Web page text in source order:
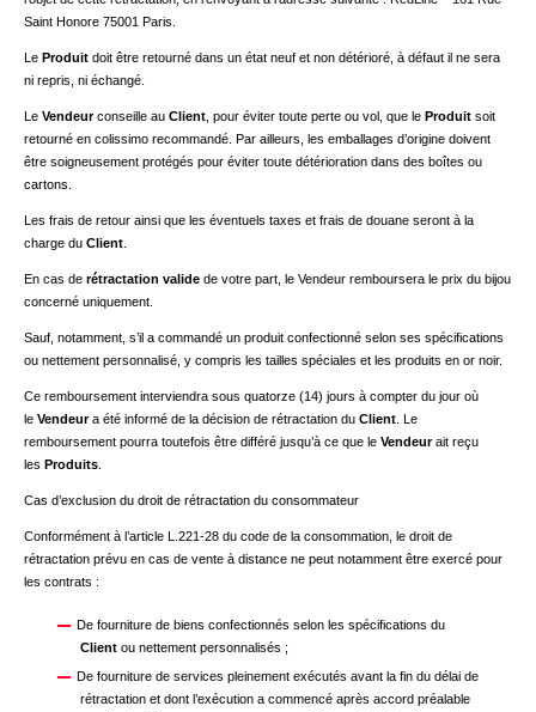
Saint Honore 75001 Paris.
Le Produit doit être retourné dans un état neuf et non détérioré, à défaut il ne sera
ni repris, ni échangé.
Le Vendeurconseille au Client , pour éviter toute perte ou vol, que le Produit soit
retourné en colissimo recommandé. Par ailleurs, les emballages d’origine doivent
être soigneusement protégés pour éviter toute détérioration dans des boîtes ou
cartons.
Les frais de retour ainsi que les éventuels taxes et frais de douane seront à la
charge du Client
En cas de rétractation valide de votre part, le Vendeur remboursera le prix du bijou
concerné uniquement.
Sauf, notamment, s’il a commandé un produit confectionné selon ses spécifications
ou nettement personnalisé, y compris les tailles spéciales et les produits en or noir.
Ce remboursement interviendra sous quatorze (14) jours à compter du jour où
le Vendeura été informé de la décision de rétractation du Client . Le
remboursement pourra toutefois être différé jusqu’à ce que le Vendeurait reçu
les Produits
Cas d’exclusion du droit de rétractation du consommateur
Conformément à l’article L.221-28 du code de la consommation, le droit de
rétractation prévu en cas de vente à distance ne peut notamment être exercé pour
les contrats :
De fourniture de biens confectionnés selon les spécifications du
Clientou nettement personnalisés ;
De fourniture de services pleinement exécutés avant la fin du délai de
rétractation et dont l’exécution a commencé après accord préalable